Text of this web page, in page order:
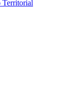
Territorial